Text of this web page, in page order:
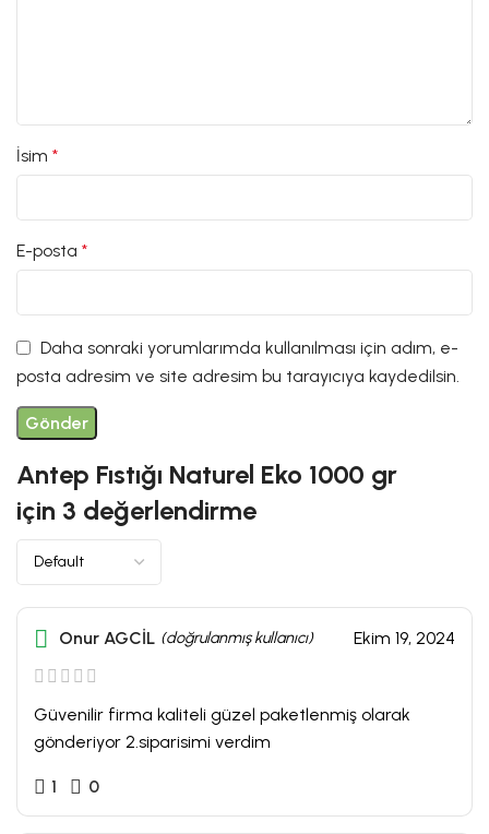
Antep Fıstığı Naturel Eko 1000 gr
için 3 değerlendirme
Onur AGCİL (doğrulanmış kullanıcı) Ekim 19, 2024
Güvenilir firma kaliteli güzel paketlenmiş olarak
gönderiyor 2.siparisimi verdim
1 0
İsim*
E-posta*
Daha sonraki yorumlarımda kullanılması için adım, e-
posta adresim ve site adresim bu tarayıcıya kaydedilsin.